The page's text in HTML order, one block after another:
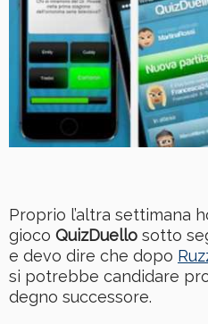
Proprio l’altra settimana
gioco QuizDuello sotto
e devo dire che dopo
si potrebbe candidare
degno successore.